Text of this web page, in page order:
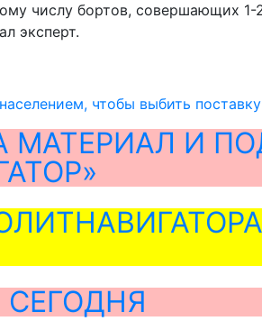
числу бортов, совершающих 1-
эксперт.
чтобы выбить
МАТЕРИАЛ И